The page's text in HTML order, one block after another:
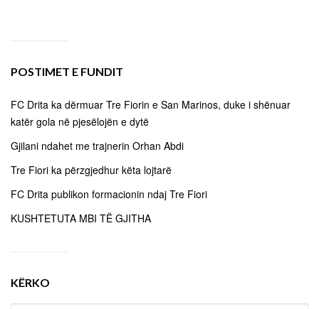
POSTIMET E FUNDIT
FC Drita ka dërmuar Tre Fiorin e San Marinos, duke i shënuar
katër gola në pjesëlojën e dytë
Gjilani ndahet me trajnerin Orhan Abdi
Tre Fiori ka përzgjedhur këta lojtarë
FC Drita publikon formacionin ndaj Tre Fiori
KUSHTETUTA MBI TË GJITHA
KËRKO